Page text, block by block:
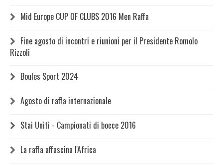
Mid Europe CUP OF CLUBS 2016 Men Raffa
Fine agosto di incontri e riunioni per il Presidente Romolo
Rizzoli
Boules Sport 2024
Agosto di raffa internazionale
Stai Uniti - Campionati di bocce 2016
La raffa affascina l'Africa